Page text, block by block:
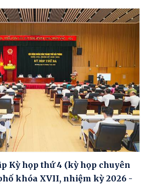
Kỳ họp thứ 4 (kỳ họp chuyên
khóa XVII, nhiệm kỳ 2026 -